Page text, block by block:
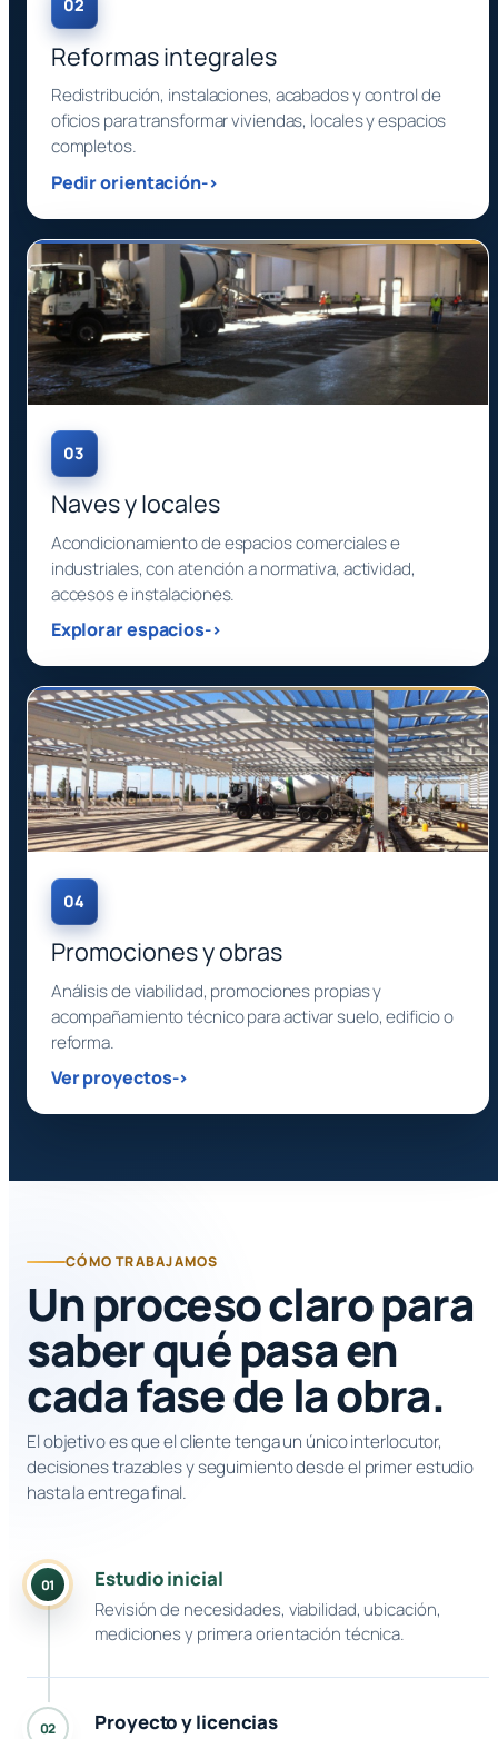
02
Reformas integrales
Redistribución, instalaciones, acabados y control de
oficios para transformar viviendas, locales y espacios
completos.
Pedir orientación
03
Naves y locales
Acondicionamiento de espacios comerciales e
industriales, con atención a normativa, actividad,
accesos e instalaciones.
Explorar espacios
04
Promociones y obras
Análisis de viabilidad, promociones propias y
acompañamiento técnico para activar suelo, edificio o
reforma.
Ver proyectos
CÓMO TRABAJAMOS
Un proceso claro para
saber qué pasa en
cada fase de la obra.
El objetivo es que el cliente tenga un único interlocutor,
decisiones trazables y seguimiento desde el primer estudio
hasta la entrega final.
01 Estudio inicial
Revisión de necesidades, viabilidad, ubicación,
mediciones y primera orientación técnica.
02 Proyecto y licencias